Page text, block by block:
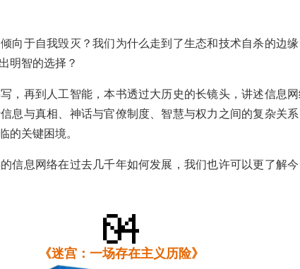
向于自我毁灭？我们为什么走到了生态和技术自杀的边
明智的选择？
，再到人工智能，本书透过大历史的长镜头，讲述信息
息与真相、神话与官僚制度、智慧与权力之间的复杂关
的关键困境。
信息网络在过去几千年如何发展，我们也许可以更了解
《迷宫：一场存在主义历险》